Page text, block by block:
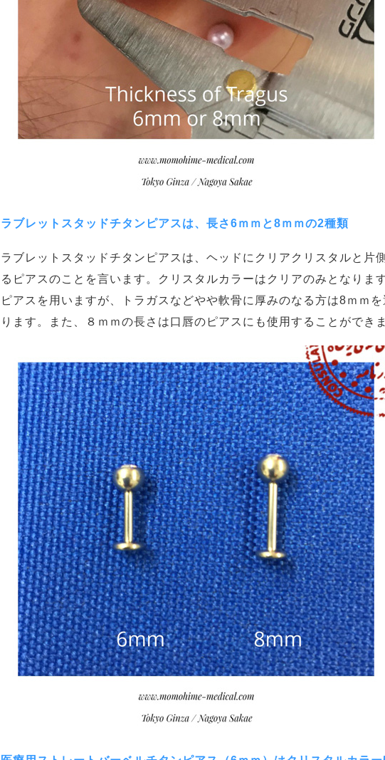
ラブレットスタッドチタンピアスは、長さ6ｍｍと8ｍｍの2種類
ラブレットスタッドチタンピアスは、ヘッドにクリアクリスタルと片
るピアスのことを言います。クリスタルカラーはクリアのみとなりま
ピアスを用いますが、トラガスなどやや軟骨に厚みのなる方は8ｍｍ
ります。また、８ｍｍの長さは口唇のピアスにも使用することができま